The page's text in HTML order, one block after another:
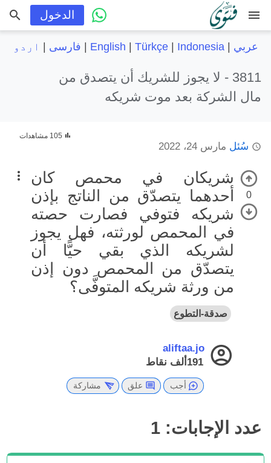
menu الدخول
عربي |
English Türkçe| Indonesia فارسی اردو
3811 -
لا يجوز للشريك أن يتصدق من
مال الشركة بعد موت شريكه
سُئل مارس 24، 2022
105 مشاهدات
0
شريكان في محمص كان
أحدهما يتصدّق من الناتج بإذن
شريكه فتوفي فصارت حصته
في المحمص لورثته، فهل يجوز
لشريكه الذي بقي حيًّا أن
يتصدّق من المحمص دون إذن
من ورثة شريكه المتوفَّى؟
صدقة-التطوع
aliftaa.jo
191ألف
نقاط
أجب علق مشاركة
عدد الإجابات: 1